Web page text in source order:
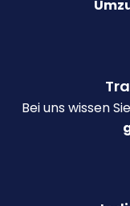
Bei uns wissen